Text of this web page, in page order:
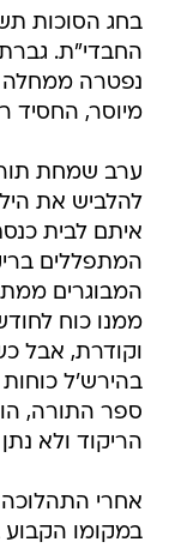
בחג הסוכות
נפטרה ממחלה
מיוסר, החסיד
ערב שמחת
להלביש את
איתם לבית
המתפללים
המבוגרים
ממנו כוח
וקודרת, אבל
בהירש'ל
ספר התורה,
הריקוד ולא
אחרי